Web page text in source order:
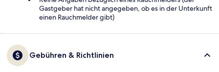
Gastgeber hat nicht angegeben, ob es in der Unterkunft
einen Rauchmelder gibt)
Gebühren & Richtlinien